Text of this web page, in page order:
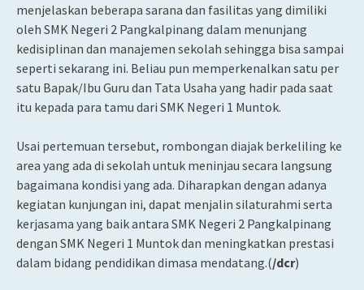
menjelaskan beberapa sarana dan fasilitas yang dimiliki
oleh SMK Negeri 2 Pangkalpinang dalam menunjang
kedisiplinan dan manajemen sekolah sehingga bisa sampai
seperti sekarang ini. Beliau pun memperkenalkan satu per
satu Bapak/Ibu Guru dan Tata Usaha yang hadir pada saat
itu kepada para tamu dari SMK Negeri 1 Muntok.
Usai pertemuan tersebut, rombongan diajak berkeliling ke
area yang ada di sekolah untuk meninjau secara langsung
bagaimana kondisi yang ada. Diharapkan dengan adanya
kegiatan kunjungan ini, dapat menjalin silaturahmi serta
kerjasama yang baik antara SMK Negeri 2 Pangkalpinang
dengan SMK Negeri 1 Muntok dan meningkatkan prestasi
dalam bidang pendidikan dimasa mendatang.(/dcr)